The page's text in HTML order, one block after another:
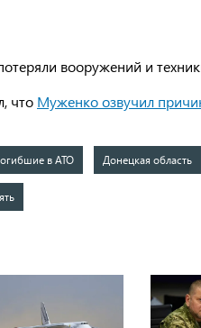
вооружений и
что Муженко озвучил
в АТО Донецкая область